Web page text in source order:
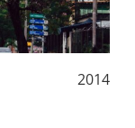
2014